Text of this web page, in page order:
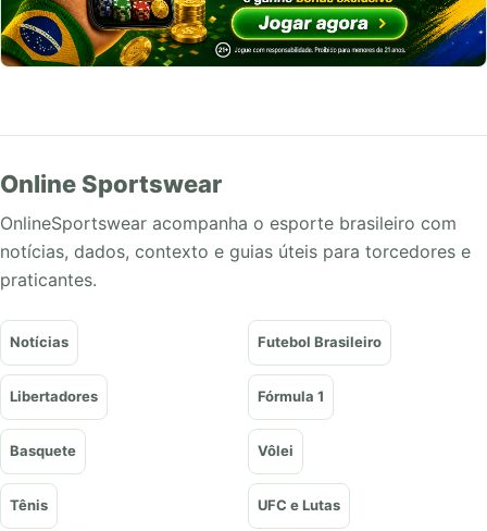
Online Sportswear
OnlineSportswear acompanha o esporte brasileiro com
notícias, dados, contexto e guias úteis para torcedores e
praticantes.
Notícias Futebol Brasileiro
Libertadores Fórmula 1
Basquete Vôlei
Tênis UFC e Lutas